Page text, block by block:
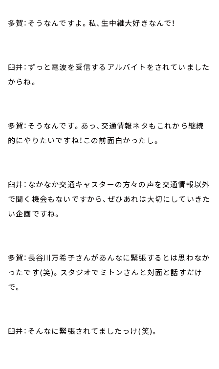
多賀：そうなんですよ。私、生中継大好きなんで！
臼井：ずっと電波を受信するアルバイトをされていました
からね。
多賀：そうなんです。あっ、交通情報ネタもこれから継続
的にやりたいですね！この前面白かったし。
臼井：なかなか交通キャスターの方々の声を交通情報以外
で聞く機会もないですから、ぜひあれは大切にしていきた
い企画ですね。
多賀：長谷川万希子さんがあんなに緊張するとは思わなか
ったです(笑)。スタジオでミトンさんと対面と話すだけ
で。
臼井：そんなに緊張されてましたっけ(笑)。